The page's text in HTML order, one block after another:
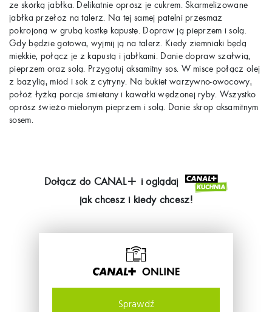
ze skórką jabłka. Delikatnie oprósz je cukrem. Skarmelizowane
jabłka przełóż na talerz. Na tej samej patelni przesmaż
pokrojoną w grubą kostkę kapustę. Dopraw ją pieprzem i solą.
Gdy będzie gotowa, wyjmij ją na talerz. Kiedy ziemniaki będą
miękkie, połącz je z kapustą i jabłkami. Danie dopraw szałwią,
pieprzem oraz solą. Przygotuj aksamitny sos. W misce połącz olej
z bazylią, miód i sok z cytryny. Na bukiet warzywno-owocowy,
połóż łyżką porcje śmietany i kawałki wędzonej ryby. Wszystko
oprósz świeżo mielonym pieprzem i solą. Danie skrop aksamitnym
sosem.
Dołącz do CANAL+ i oglądaj
jak chcesz i kiedy chcesz!
Sprawdź